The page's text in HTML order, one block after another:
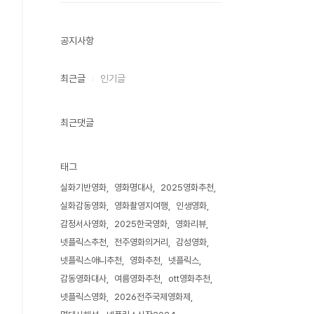
공지사항
최근글 인기글
최근댓글
태그
실화기반영화 영화명대사
2025영화추천
실화감동영화
영화촬영지여행
인생영화
감정서사영화
2025한국영화
영화리뷰
넷플릭스추천
전주영화의거리
감성영화
넷플릭스애니추천
영화추천
넷플릭스
감동영화대사
여름영화추천
ott영화추천
넷플릭스영화
2026전주국제영화제